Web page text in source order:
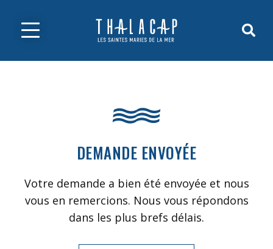
DEMANDE ENVOYÉE
Votre demande a bien été envoyée et nous
vous en remercions. Nous vous répondons
dans les plus brefs délais.